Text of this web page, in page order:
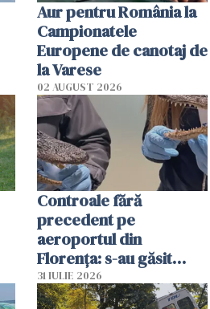
Aur pentru România la
Campionatele
Europene de canotaj de
la Varese
02 AUGUST 2026
Controale fără
precedent pe
aeroportul din
Florența: s-au găsit
capete de aligator și o
sumă imensă de bani
31 IULIE 2026